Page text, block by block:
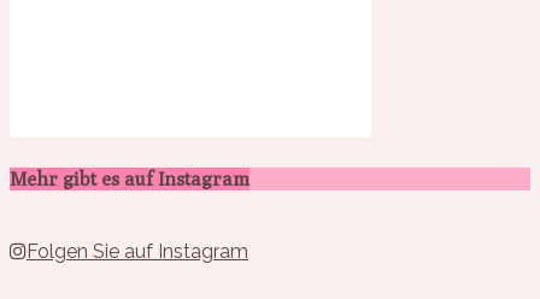
Mehr gibt es auf Instagram
Folgen Sie auf Instagram